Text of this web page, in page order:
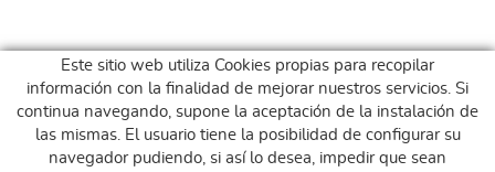
Este sitio web utiliza Cookies propias para recopilar
información con la finalidad de mejorar nuestros servicios. Si
continua navegando, supone la aceptación de la instalación de
las mismas. El usuario tiene la posibilidad de configurar su
navegador pudiendo, si así lo desea, impedir que sean